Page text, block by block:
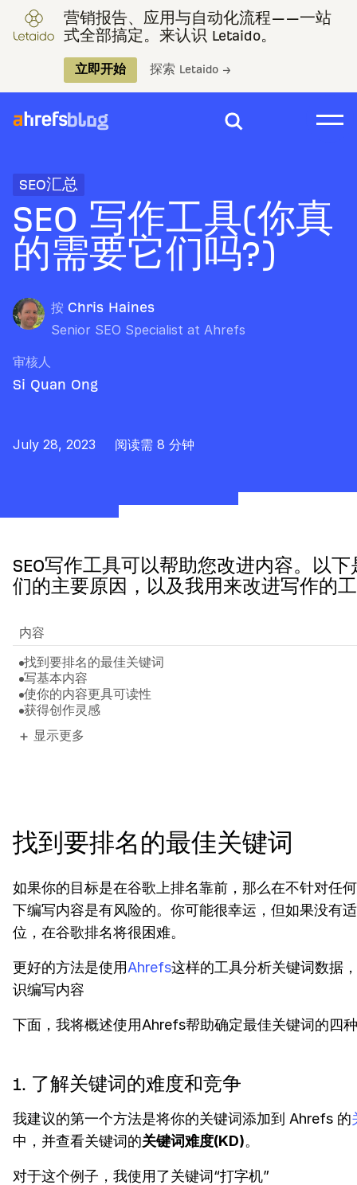
营销报告、应用与自动化流程——一站
式全部搞定。来认识 Letaido。
立即开始 探索 Letaido →
SEO汇总
SEO 写作工具(你真
的需要它们吗?)
按 Chris Haines
Senior SEO Specialist at Ahrefs
审核人
Si Quan Ong
July 28, 2023 阅读需 8 分钟
SEO写作工具可以帮助您改进内容。以
们的主要原因，以及我用来改进写作的
内容
找到要排名的最佳关键词
写基本内容
使你的内容更具可读性
获得创作灵感
显示更多
找到要排名的最佳关键词
如果你的目标是在谷歌上排名靠前，那么在不针对任
下编写内容是有风险的。你可能很幸运，但如果没有
位，在谷歌排名将很困难。
更好的方法是使用Ahrefs这样的工具分析关键词数据
识编写内容
下面，我将概述使用Ahrefs帮助确定最佳关键词的四
1. 了解关键词的难度和竞争
我建议的第一个方法是将你的关键词添加到 Ahrefs 的
中，并查看关键词的关键词难度(KD)。
对于这个例子，我使用了关键词“打字机”